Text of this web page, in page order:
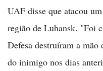
UAF disse que atacou
região de Luhansk. "Foi
Defesa destruíram a
do inimigo nos dias